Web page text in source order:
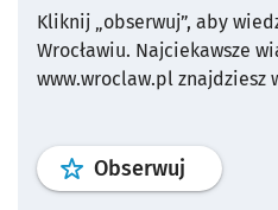
Kliknij „obserwuj”, aby
Wrocławiu. Najciekawsze
www.wroclaw.pl znajdziesz
Obserwuj profil